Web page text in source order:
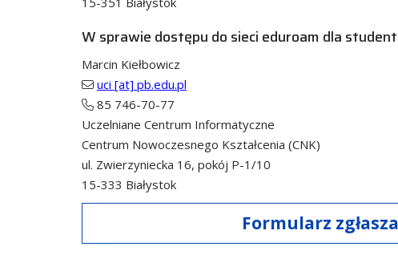
W sprawie dostępu do sieci eduroam dla
Marcin Kiełbowicz
uci [at] pb.edu.pl
85 746-70-77
Uczelniane Centrum Informatyczne
Centrum Nowoczesnego Kształcenia (CNK)
ul. Zwierzyniecka 16, pokój P-1/10
15-333 Białystok
Formularz